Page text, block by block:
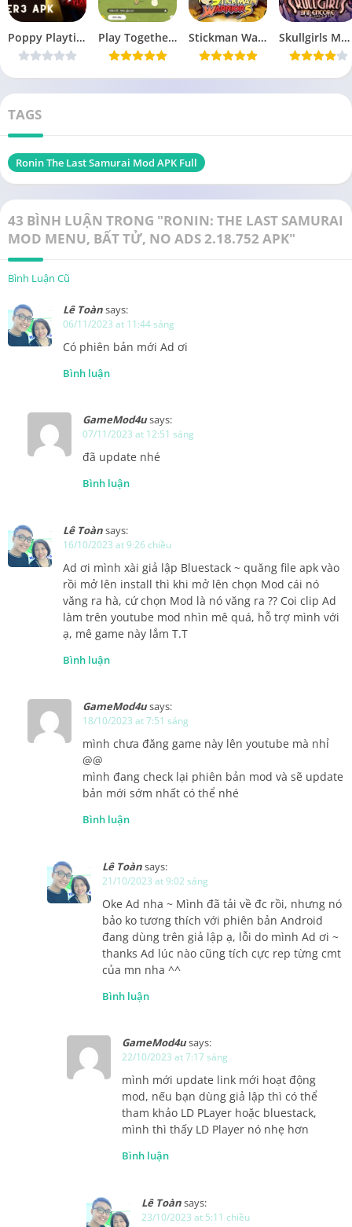
Poppy Playtime Chapter 3 MOD Gỡ Ads 1.0.25 APK Play Together MOD Menu, Hiện Cá, Tiền, Speed 1.62.0 APK Stickman Warriors MOD Tiền 1.9.8 Chiến Binh Rồng Thiêng Skullgirls MOD Menu, Vô Hạn Đá Quý, Hồi Chiêu 7.2.2 APK
TAGS
Ronin The Last Samurai Mod APK Full
43 BÌNH LUẬN TRONG "RONIN: THE LAST SAMURAI
MOD MENU, BẤT TỬ, NO ADS 2.18.752 APK"
Bình Luận Cũ
Lê Toànsays:
06/11/2023 at 11:44 sáng
Có phiên bản mới Ad ơi
Bình luận
GameMod4usays:
07/11/2023 at 12:51 sáng
đã update nhé
Bình luận
Lê Toànsays:
16/10/2023 at 9:26 chiều
Ad ơi mình xài giả lập Bluestack ~ quăng file apk vào
rồi mở lên install thì khi mở lên chọn Mod cái nó
văng ra hà, cứ chọn Mod là nó văng ra ?? Coi clip Ad
làm trên youtube mod nhìn mê quá, hỗ trợ mình với
ạ, mê game này lắm T.T
Bình luận
GameMod4usays:
18/10/2023 at 7:51 sáng
mình chưa đăng game này lên youtube mà nhỉ
@@
mình đang check lại phiên bản mod và sẽ update
bản mới sớm nhất có thể nhé
Bình luận
Lê Toànsays:
21/10/2023 at 9:02 sáng
Oke Ad nha ~ Mình đã tải về đc rồi, nhưng nó
bảo ko tương thích với phiên bản Android
đang dùng trên giả lập ạ, lỗi do mình Ad ơi ~
thanks Ad lúc nào cũng tích cực rep từng cmt
của mn nha ^^
Bình luận
GameMod4usays:
22/10/2023 at 7:17 sáng
mình mới update link mới hoạt động
mod, nếu bạn dùng giả lập thì có thể
tham khảo LD PLayer hoặc bluestack,
mình thì thấy LD Player nó nhẹ hơn
Bình luận
Lê Toànsays:
23/10/2023 at 5:11 chiều